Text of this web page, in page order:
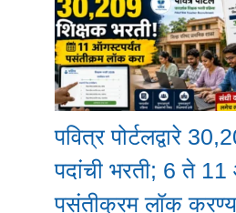
पवित्र पोर्टलद्वारे
पदांची भरती; 6 ते
पसंतीक्रम लॉक